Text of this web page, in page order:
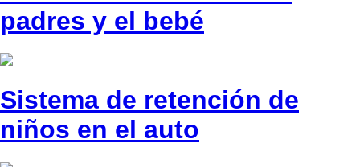
padres y el bebé
Sistema de retención de
niños en el auto